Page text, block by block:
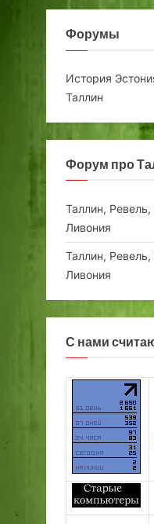
Форумы
История
Таллин
Форум про
Таллин,
Ливония
Таллин,
Ливония
С нами